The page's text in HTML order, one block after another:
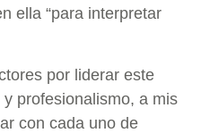
ella “para interpretar
por liderar este
profesionalismo, a mis
con cada uno de